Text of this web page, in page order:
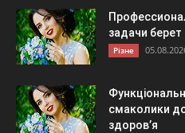
задачи
Різне
смаколики
здоров’я